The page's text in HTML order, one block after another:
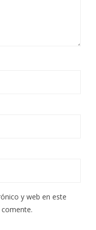
y web en este